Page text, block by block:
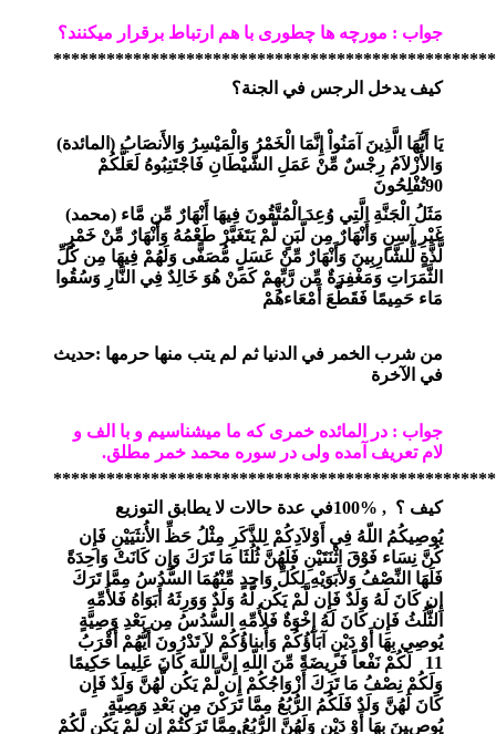
جواب : مورچه ها چطوری با هم ارتباط برقرار میکنند؟
كيف يدخل الرجس في الجنة؟
(المائدة ) يَا أَيُّهَا الَّذِينَ آمَنُواْ إِنَّمَا الْخَمْرُ وَالْمَيْسِرُ وَالأَنصَابُ
وَالأَزْلاَمُ رِجْسٌ مِّنْ عَمَلِ الشَّيْطَانِ فَاجْتَنِبُوهُ لَعَلَّكُمْ
تُفْلِحُونَ90
(محمد) مَثَلُ الْجَنَّةِ الَّتِي وُعِدَ الْمُتَّقُونَ فِيهَا أَنْهَارٌ مِّن مَّاء
غَيْرِ آسِنٍ وَأَنْهَارٌ مِن لَّبَنٍ لَّمْ يَتَغَيَّرْ طَعْمُهُ وَأَنْهَارٌ مِّنْ خَمْرٍ
لَّذَّةٍ لِّلشَّارِبِينَ وَأَنْهَارٌ مِّنْ عَسَلٍ مُّصَفًّى وَلَهُمْ فِيهَا مِن كُلِّ
الثَّمَرَاتِ وَمَغْفِرَةٌ مِّن رَّبِّهِمْ كَمَنْ هُوَ خَالِدٌ فِي النَّارِ وَسُقُوا
مَاء حَمِيمًا فَقَطَّعَ أَمْعَاءهُمْ
حديث: من شرب الخمر في الدنيا ثم لم يتب منها حرمها
في الآخرة
جواب : در المائده خمری که ما میشناسیم و با الف و
لام تعریف آمده ولی در سوره محمد خمر مطلق.
في عدة حالات لا يطابق التوزيع100% , كيف ؟
يُوصِيكُمُ اللّهُ فِي أَوْلاَدِكُمْ لِلذَّكَرِ مِثْلُ حَظِّ الأُنثَيَيْنِ فَإِن
كُنَّ نِسَاء فَوْقَ اثْنَتَيْنِ فَلَهُنَّ ثُلُثَا مَا تَرَكَ وَإِن كَانَتْ وَاحِدَةً
فَلَهَا النِّصْفُ وَلأَبَوَيْهِ لِكُلِّ وَاحِدٍ مِّنْهُمَا السُّدُسُ مِمَّا تَرَكَ
إِن كَانَ لَهُ وَلَدٌ فَإِن لَّمْ يَكُن لَّهُ وَلَدٌ وَوَرِثَهُ أَبَوَاهُ فَلأُمِّهِ
الثُّلُثُ فَإِن كَانَ لَهُ إِخْوَةٌ فَلأُمِّهِ السُّدُسُ مِن بَعْدِ وَصِيَّةٍ
يُوصِي بِهَا أَوْ دَيْنٍ آبَآؤُكُمْ وَأَبناؤُكُمْ لاَ تَدْرُونَ أَيُّهُمْ أَقْرَبُ
لَكُمْ نَفْعاً فَرِيضَةً مِّنَ اللّهِ إِنَّ اللّهَ كَانَ عَلِيما حَكِيمًا 11
وَلَكُمْ نِصْفُ مَا تَرَكَ أَزْوَاجُكُمْ إِن لَّمْ يَكُن لَّهُنَّ وَلَدٌ فَإِن
كَانَ لَهُنَّ وَلَدٌ فَلَكُمُ الرُّبُعُ مِمَّا تَرَكْنَ مِن بَعْدِ وَصِيَّةٍ
يُوصِينَ بِهَا أَوْ دَيْنٍ وَلَهُنَّ الرُّبُعُ مِمَّا تَرَكْتُمْ إِن لَّمْ يَكُن لَّكُمْ